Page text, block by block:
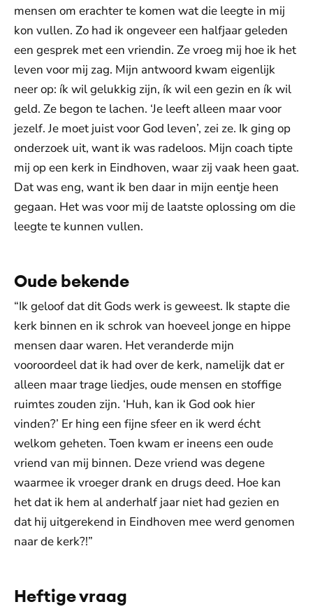
mensen om erachter te komen wat die leegte in mij
kon vullen. Zo had ik ongeveer een halfjaar geleden
een gesprek met een vriendin. Ze vroeg mij hoe ik het
leven voor mij zag. Mijn antwoord kwam eigenlijk
neer op: ík wil gelukkig zijn, ík wil een gezin en ík wil
geld. Ze begon te lachen. ‘Je leeft alleen maar voor
jezelf. Je moet juist voor God leven’, zei ze. Ik ging op
onderzoek uit, want ik was radeloos. Mijn coach tipte
mij op een kerk in Eindhoven, waar zij vaak heen gaat.
Dat was eng, want ik ben daar in mijn eentje heen
gegaan. Het was voor mij de laatste oplossing om die
leegte te kunnen vullen.
Oude bekende
“Ik geloof dat dit Gods werk is geweest. Ik stapte die
kerk binnen en ik schrok van hoeveel jonge en hippe
mensen daar waren. Het veranderde mijn
vooroordeel dat ik had over de kerk, namelijk dat er
alleen maar trage liedjes, oude mensen en stoffige
ruimtes zouden zijn. ‘Huh, kan ik God ook hier
vinden?’ Er hing een fijne sfeer en ik werd écht
welkom geheten. Toen kwam er ineens een oude
vriend van mij binnen. Deze vriend was degene
waarmee ik vroeger drank en drugs deed. Hoe kan
het dat ik hem al anderhalf jaar niet had gezien en
dat hij uitgerekend in Eindhoven mee werd genomen
naar de kerk?!”
Heftige vraag